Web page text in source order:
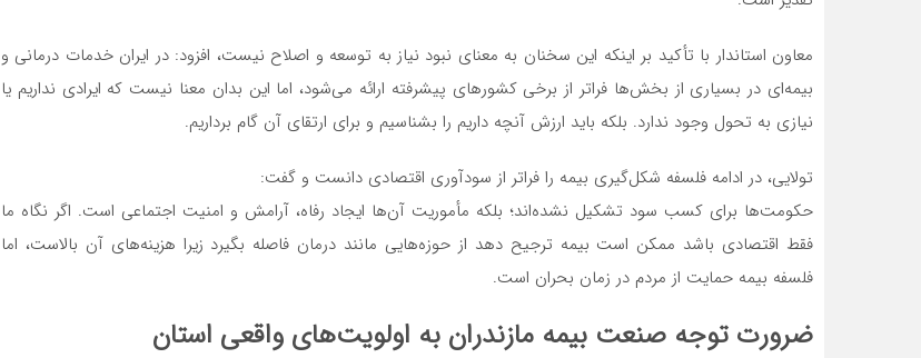
معاون استاندار با تأکید بر اینکه این سخنان به معنای نبود نیاز به توسعه و اصلاح نیست، افزود: در ایران خدمات درمانی و
بیمه‌ای در بسیاری از بخش‌ها فراتر از برخی کشورهای پیشرفته ارائه می‌شود، اما این بدان معنا نیست که ایرادی نداریم یا
نیازی به تحول وجود ندارد. بلکه باید ارزش آنچه داریم را بشناسیم و برای ارتقای آن گام برداریم.
تولایی، در ادامه فلسفه شکل‌گیری بیمه را فراتر از سودآوری اقتصادی دانست و گفت:
حکومت‌ها برای کسب سود تشکیل نشده‌اند؛ بلکه مأموریت آن‌ها ایجاد رفاه، آرامش و امنیت اجتماعی است. اگر نگاه ما
فقط اقتصادی باشد ممکن است بیمه ترجیح دهد از حوزه‌هایی مانند درمان فاصله بگیرد زیرا هزینه‌های آن بالاست، اما
فلسفه بیمه حمایت از مردم در زمان بحران است.
ضرورت توجه صنعت بیمه مازندران به اولویت‌های واقعی استان